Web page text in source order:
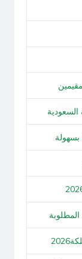
السعودية